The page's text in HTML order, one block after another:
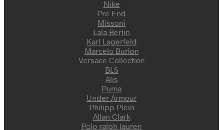
Nike
Pre End
Missoni
Lala Berlin
Karl Lagerfeld
Marcelo Burlon
Versace Collection
BLS
Alis
Puma
Under Armour
Philipp Plein
Allan Clark
Polo ralph lauren